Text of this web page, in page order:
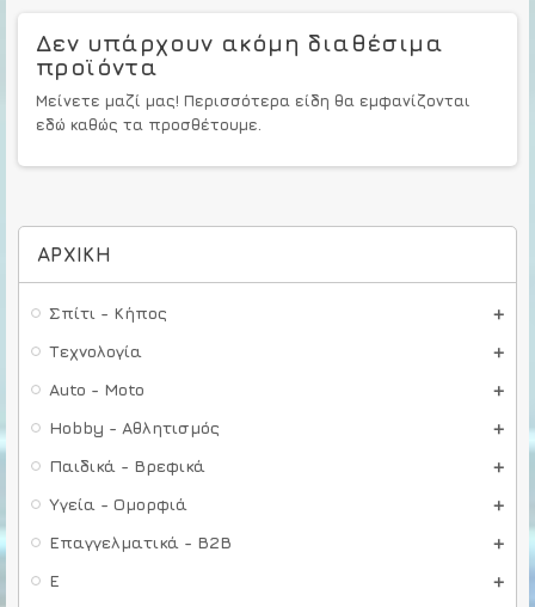
ΑΡΧΙΚΉ
Σπίτι - Κήπος
Τεχνολογία
Auto - Moto
Hobby - Αθλητισμός
Παιδικά - Βρεφικά
Υγεία - Ομορφιά
Επαγγελματικά - B2B
E
Δεν υπάρχουν ακόμη διαθέσιμα
προϊόντα
Μείνετε μαζί μας! Περισσότερα είδη θα εμφανίζονται
εδώ καθώς τα προσθέτουμε.